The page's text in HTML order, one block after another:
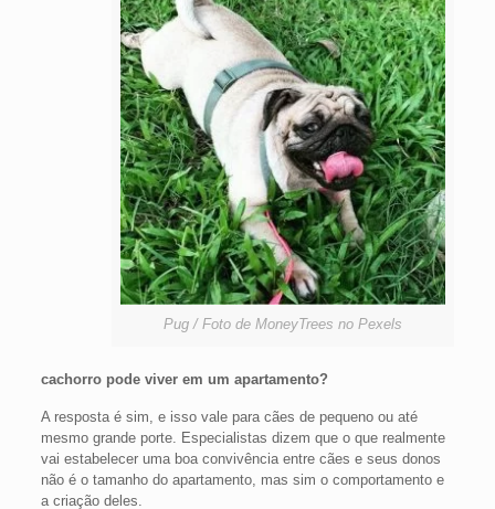
Pug / Foto de MoneyTrees no Pexels
cachorro pode viver em um apartamento?
A resposta é sim, e isso vale para cães de pequeno ou até
mesmo grande porte. Especialistas dizem que o que realmente
vai estabelecer uma boa convivência entre cães e seus donos
não é o tamanho do apartamento, mas sim o comportamento e
a criação deles.